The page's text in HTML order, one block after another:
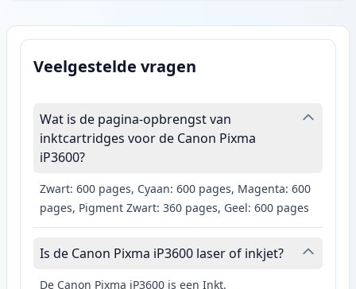
Veelgestelde vragen
Wat is de pagina-opbrengst van
inktcartridges voor de Canon Pixma
iP3600?
Zwart: 600 pages, Cyaan: 600 pages, Magenta: 600
pages, Pigment Zwart: 360 pages, Geel: 600 pages
Is de Canon Pixma iP3600 laser of inkjet?
De Canon Pixma iP3600 is een Inkt.